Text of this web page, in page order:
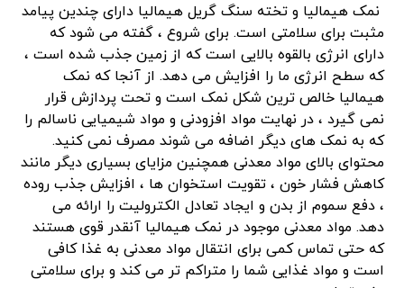
نمک هیمالیا و تخته سنگ گریل هیمالیا دارای چندین پیامد
مثبت برای سلامتی است. برای شروع ، گفته می شود که
دارای انرژی بالقوه بالایی است که از زمین جذب شده است ،
که سطح انرژی ما را افزایش می دهد. از آنجا که نمک
هیمالیا خالص ترین شکل نمک است و تحت پردازش قرار
نمی گیرد ، در نهایت مواد افزودنی و مواد شیمیایی ناسالم را
که به نمک های دیگر اضافه می شوند مصرف نمی کنید.
محتوای بالای مواد معدنی همچنین مزایای بسیاری دیگر مانند
کاهش فشار خون ، تقویت استخوان ها ، افزایش جذب روده
، دفع سموم از بدن و ایجاد تعادل الکترولیت را ارائه می
دهد. مواد معدنی موجود در نمک هیمالیا آنقدر قوی هستند
که حتی تماس کمی برای انتقال مواد معدنی به غذا کافی
است و مواد غذایی شما را متراکم تر می کند و برای سلامتی